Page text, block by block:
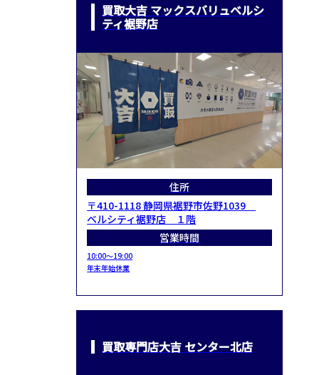
買取大吉 マックスバリュベルシ
ティ裾野店
住所
〒410-1118 静岡県裾野市佐野1039
ベルシティ裾野店 １階
営業時間
10:00～19:00
年末年始休業
買取専門店大吉 センター北店